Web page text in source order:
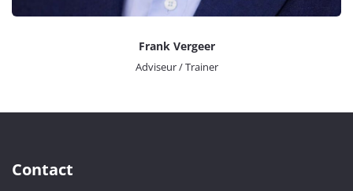
Frank Vergeer
Adviseur / Trainer
Contact